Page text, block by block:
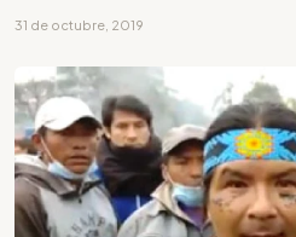
31 de octubre, 2019